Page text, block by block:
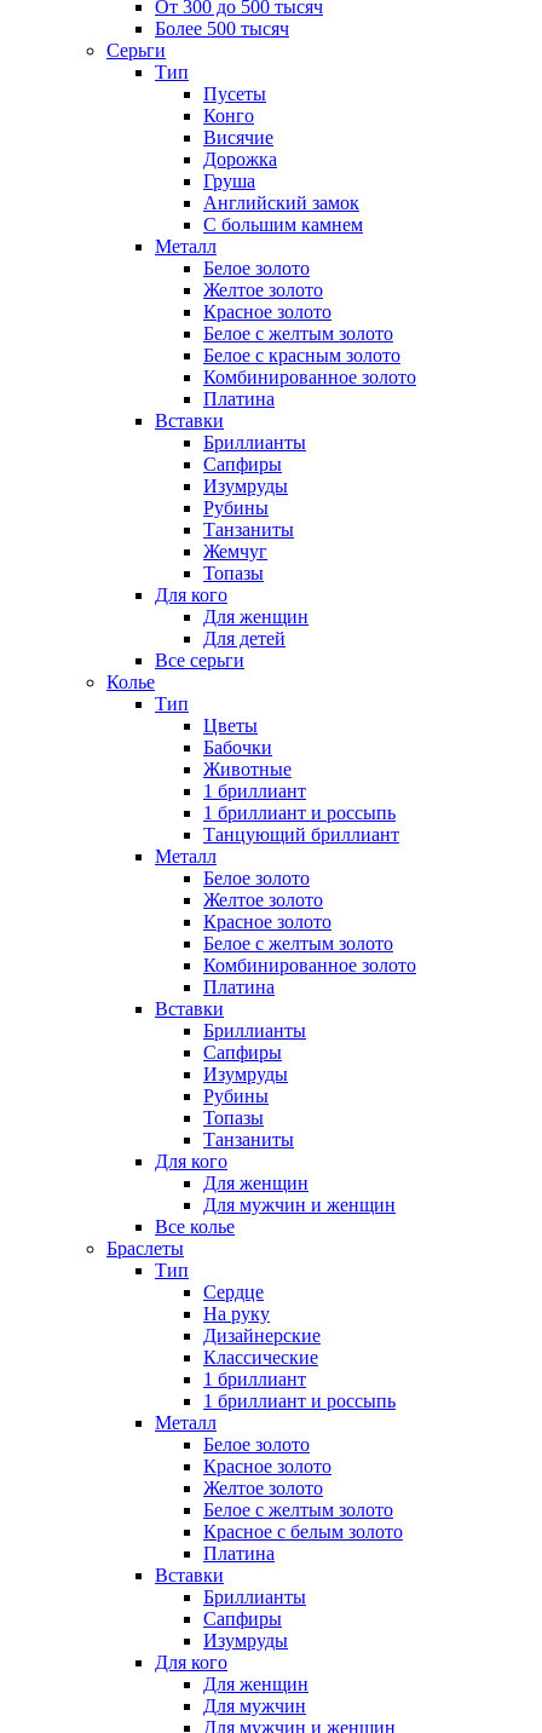
От 300 до 500 тысяч
Более 500 тысяч
Серьги
Тип
Пусеты
Конго
Висячие
Дорожка
Груша
Английский замок
С большим камнем
Металл
Белое золото
Желтое золото
Красное золото
Белое с желтым золото
Белое с красным золото
Комбинированное золото
Платина
Вставки
Бриллианты
Сапфиры
Изумруды
Рубины
Танзаниты
Жемчуг
Топазы
Для кого
Для женщин
Для детей
Все серьги
Колье
Тип
Цветы
Бабочки
Животные
1 бриллиант
1 бриллиант и россыпь
Танцующий бриллиант
Металл
Белое золото
Желтое золото
Красное золото
Белое с желтым золото
Комбинированное золото
Платина
Вставки
Бриллианты
Сапфиры
Изумруды
Рубины
Топазы
Танзаниты
Для кого
Для женщин
Для мужчин и женщин
Все колье
Браслеты
Тип
Сердце
На руку
Дизайнерские
Классические
1 бриллиант
1 бриллиант и россыпь
Металл
Белое золото
Красное золото
Желтое золото
Белое с желтым золото
Красное с белым золото
Платина
Вставки
Бриллианты
Сапфиры
Изумруды
Для кого
Для женщин
Для мужчин
Для мужчин и женщин